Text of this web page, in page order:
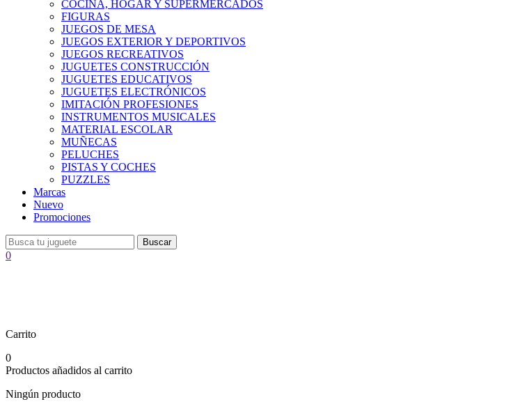
COCINA, HOGAR Y SUPERMERCADOS
FIGURAS
JUEGOS DE MESA
JUEGOS EXTERIOR Y DEPORTIVOS
JUEGOS RECREATIVOS
JUGUETES CONSTRUCCIÓN
JUGUETES EDUCATIVOS
JUGUETES ELECTRÓNICOS
IMITACIÓN PROFESIONES
INSTRUMENTOS MUSICALES
MATERIAL ESCOLAR
MUÑECAS
PELUCHES
PISTAS Y COCHES
PUZZLES
Marcas
Nuevo
Promociones
Buscar
0
Carrito
0
Productos añadidos al carrito
Ningún producto